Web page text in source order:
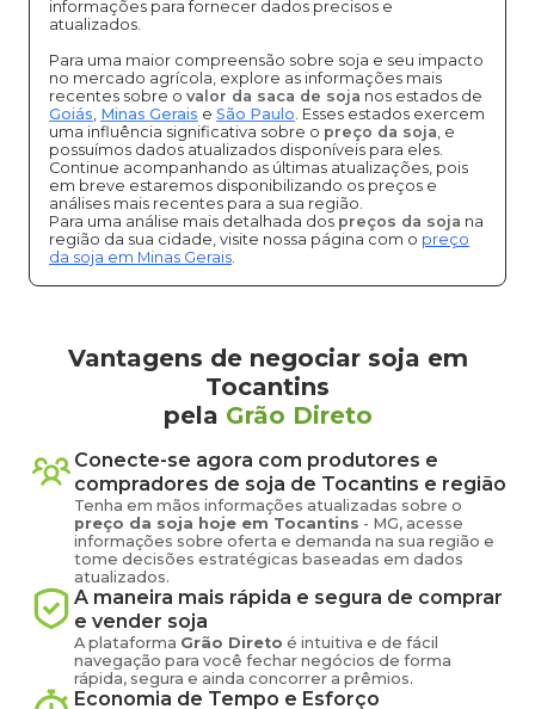
informações para fornecer dados precisos e
atualizados.
Para uma maior compreensão sobre soja e seu impacto
no mercado agrícola, explore as informações mais
recentes sobre o valor da saca de soja nos estados de
Goiás, Minas Gerais e São Paulo. Esses estados exercem
uma influência significativa sobre o preço da soja, e
possuímos dados atualizados disponíveis para eles.
Continue acompanhando as últimas atualizações, pois
em breve estaremos disponibilizando os preços e
análises mais recentes para a sua região.
Para uma análise mais detalhada dos preços da soja na
região da sua cidade, visite nossa página com o preço
da soja em Minas Gerais.
Vantagens de negociar soja em
Tocantins
pela Grão Direto
Conecte-se agora com produtores e
compradores de soja de Tocantins e região
Tenha em mãos informações atualizadas sobre o
preço da soja hoje em Tocantins - MG, acesse
informações sobre oferta e demanda na sua região e
tome decisões estratégicas baseadas em dados
atualizados.
A maneira mais rápida e segura de comprar
e vender soja
A plataforma Grão Direto é intuitiva e de fácil
navegação para você fechar negócios de forma
rápida, segura e ainda concorrer a prêmios.
Economia de Tempo e Esforço